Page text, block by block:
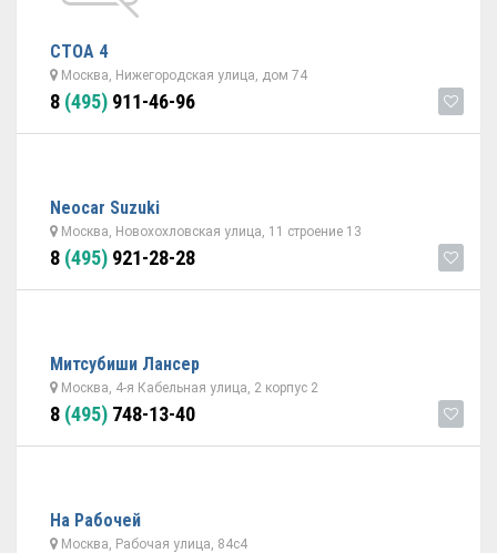
СТОА 4
Москва, Нижегородская улица, дом 74
8 (495) 911-46-96
Neocar Suzuki
Москва, Новохохловская улица, 11 строение 13
8 (495) 921-28-28
Митсубиши Лансер
Москва, 4-я Кабельная улица, 2 корпус 2
8 (495) 748-13-40
На Рабочей
Москва, Рабочая улица, 84с4